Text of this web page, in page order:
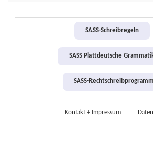
SASS-Schreibregeln
SASS Plattdeutsche
SASS-Rechtschreibprogramm
Kontakt + Impressum